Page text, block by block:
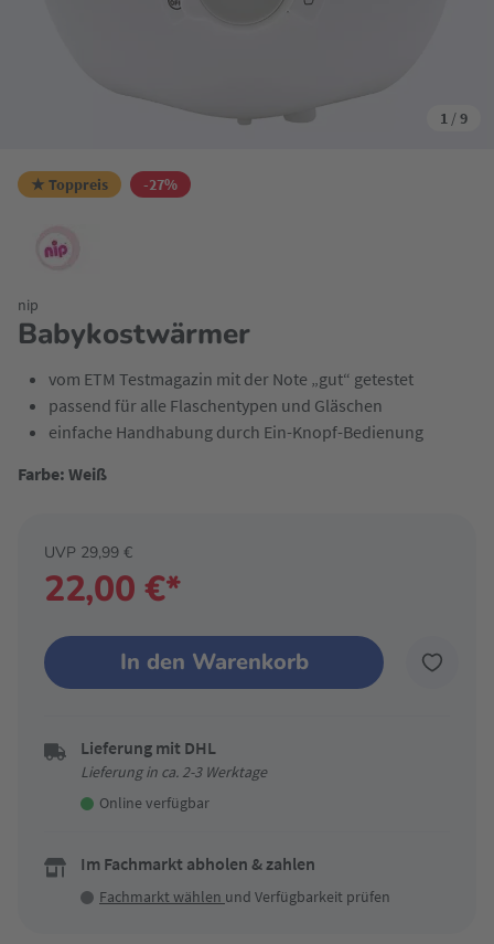
1 /9
★ Toppreis -27%
Babykostwärmer
nip
vom ETM Testmagazin mit der Note „gut“ getestet
passend für alle Flaschentypen und Gläschen
einfache Handhabung durch Ein-Knopf-Bedienung
Farbe: Weiß
22,00 €*
UVP 29,99 €
In den Warenkorb
Lieferung mit DHL
Lieferung in ca. 2-3 Werktage
Online verfügbar
Im Fachmarkt abholen & zahlen
Fachmarkt wählen und Verfügbarkeit prüfen